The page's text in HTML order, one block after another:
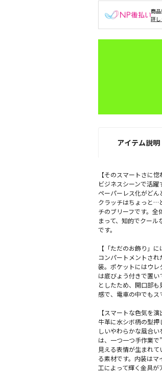
商
詳
アイテム説明
【そのスマートさに惚
ビジネスシーンで活
ペーパーレス化がどん
クラッチはちょっと…
チのブリーフです。
まって、知的でクー
です。
【「ただのお飾り」に
コンパートメントさ
装。ポケットにはウレ
は底びょう付きで置
としたため、開口部
感で、電車の中でもス
【スマートな色気を
牛革に水シボ柄の型
しいやわらかな風合
は、一つ一つ手作業で
見える表情が生まれ
る素材です。内装は
工によって輝く金具が